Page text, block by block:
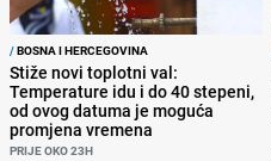
/BOSNA I HERCEGOVINA
Stiže novi toplotni val:
Temperature idu i do 40 stepeni,
od ovog datuma je moguća
promjena vremena
PRIJE OKO 23H